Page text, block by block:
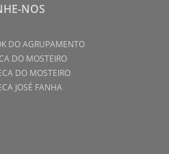
NOS
DO AGRUPAMENTO
DO MOSTEIRO
DO MOSTEIRO
JOSÉ FANHA